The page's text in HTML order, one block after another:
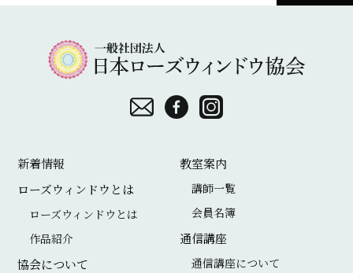
い
合
n
s
t
a
g
新着情報
ローズウィンドウとは
ローズウィンドウとは
作品紹介
協会について
教室案内
講師一覧
会員名簿
通信講座
通信講座について